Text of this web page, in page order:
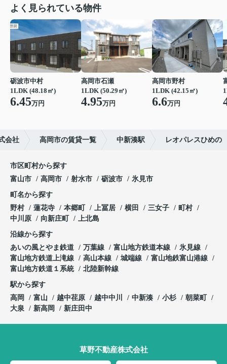
よく見られている物件
砺波市中村
1LDK (48.18㎡)
6.45万円
高岡市石瀬
1LDK (50.29㎡)
4.95万円
高岡市野村
1LDK (42.15㎡)
6.6万円
会社 高岡市の賃貸一覧 中新湊駅 レオパレスひめの
市区町村から探す
富山市
高岡市 射水市 砺波市 氷見市
町名から探す
野村
蓮花寺 本郷町 上冨居 横田 三女子
町村
中川原
向新庄町 上北島
沿線から探す
あいの風とやま鉄道
万葉線 富山地方鉄道本線
氷見線
富山地方鉄道上滝線
高山本線 城端線
富山地鉄富山港線
富山地方鉄道１系統
北陸新幹線
駅から探す
高岡
富山 越中荏原 越中中川 中新湊 小杉
朝菜町
大泉
新高岡 新庄田中
草野不動産株式会社